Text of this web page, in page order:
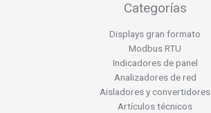
Categorías
Displays gran formato
Modbus RTU
Indicadores de panel
Analizadores de red
Aisladores y convertidores
Artículos técnicos